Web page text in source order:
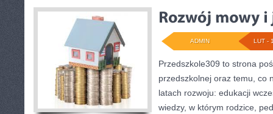
LUT -
ADMIN
Przedszkole309 to strona
przedszkolnej oraz temu, co
latach rozwoju: edukacji
wiedzy, w którym rodzice,